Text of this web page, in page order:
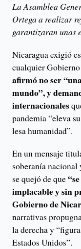
La Asamblea
Ortega a realizar
garantizaran unas
Nicaragua exigió
cualquier
afirmó no ser
mundo”, y
internacionales
pandemia “eleva
lesa humanidad”.
En un mensaje
soberanía nacional
se quejó de que
implacable y sin
Gobierno de
narrativas
la derecha y
Estados Unidos”.